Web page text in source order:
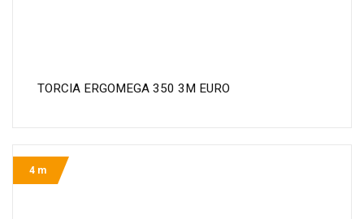
TORCIA ERGOMEGA 350 3M EURO
4 m